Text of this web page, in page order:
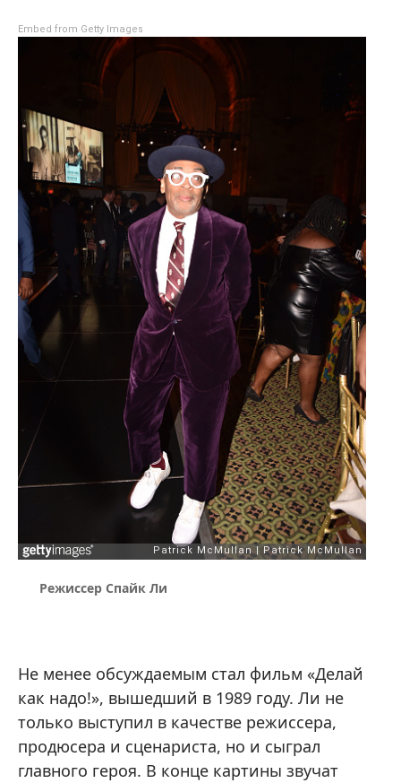
Embed from Getty Images
Режиссер Спайк Ли
Не менее обсуждаемым стал фильм «Делай
как надо!», вышедший в 1989 году. Ли не
только выступил в качестве режиссера,
продюсера и сценариста, но и сыграл
главного героя. В конце картины звучат